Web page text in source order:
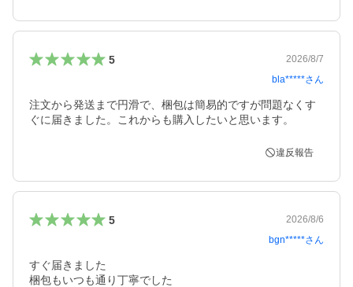
5
2026/8/7
bla*****さん
注文から発送まで円滑で、梱包は簡易的ですが問題なくす
ぐに届きました。これからも購入したいと思います。
違反報告
5
2026/8/6
bgn*****さん
すぐ届きました
梱包もいつも通り丁寧でした